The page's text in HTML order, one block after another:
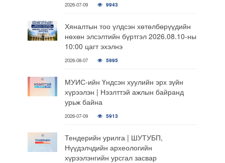
2026-07-09 9943
Хяналтын тоо үлдсэн хөтөлбөрүүдийн
нөхөн элсэлтийн бүртгэл 2026.08.10-ны
10:00 цагт эхэлнэ
2026-08-07 5995
МУИС-ийн Үндсэн хуулийн эрх зүйн
хүрээлэн | Нээлттэй ажлын байранд
урьж байна
2026-07-09 5913
Тендерийн урилга | ШУТУБП,
Нүүдэлчдийн археологийн
хүрээлэнгийн урсгал засвар